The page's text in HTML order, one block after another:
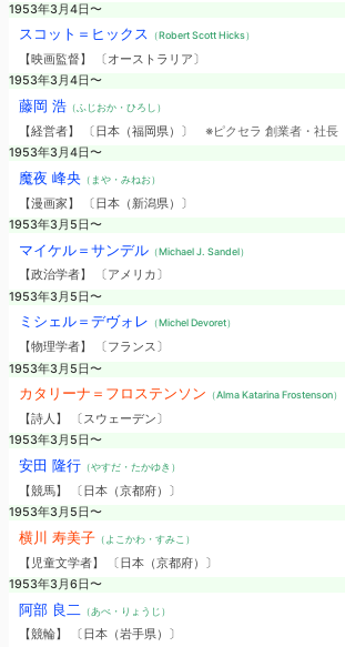
1953年3月4日〜
スコット＝ヒックス （Robert Scott Hicks）
【映画監督】 〔オーストラリア〕
1953年3月4日〜
藤岡 浩（ふじおか・ひろし）
【経営者】 〔日本（福岡県）〕 ※ピクセラ 創業者・社長
1953年3月4日〜
魔夜 峰央（まや・みねお）
【漫画家】 〔日本（新潟県）〕
1953年3月5日〜
マイケル＝サンデル（Michael J. Sandel）
【政治学者】 〔アメリカ〕
1953年3月5日〜
ミシェル＝デヴォレ （Michel Devoret）
【物理学者】 〔フランス〕
1953年3月5日〜
カタリーナ＝フロステンソン （Alma Katarina Frostenson）
【詩人】 〔スウェーデン〕
1953年3月5日〜
安田 隆行（やすだ・たかゆき）
【競馬】 〔日本（京都府）〕
1953年3月5日〜
横川 寿美子（よこかわ・すみこ）
【児童文学者】 〔日本（京都府）〕
1953年3月6日〜
阿部 良二 （あべ・りょうじ）
【競輪】 〔日本（岩手県）〕